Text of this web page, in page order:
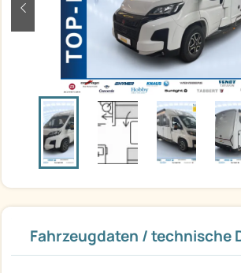
zurück
Fahrzeugdaten / technische